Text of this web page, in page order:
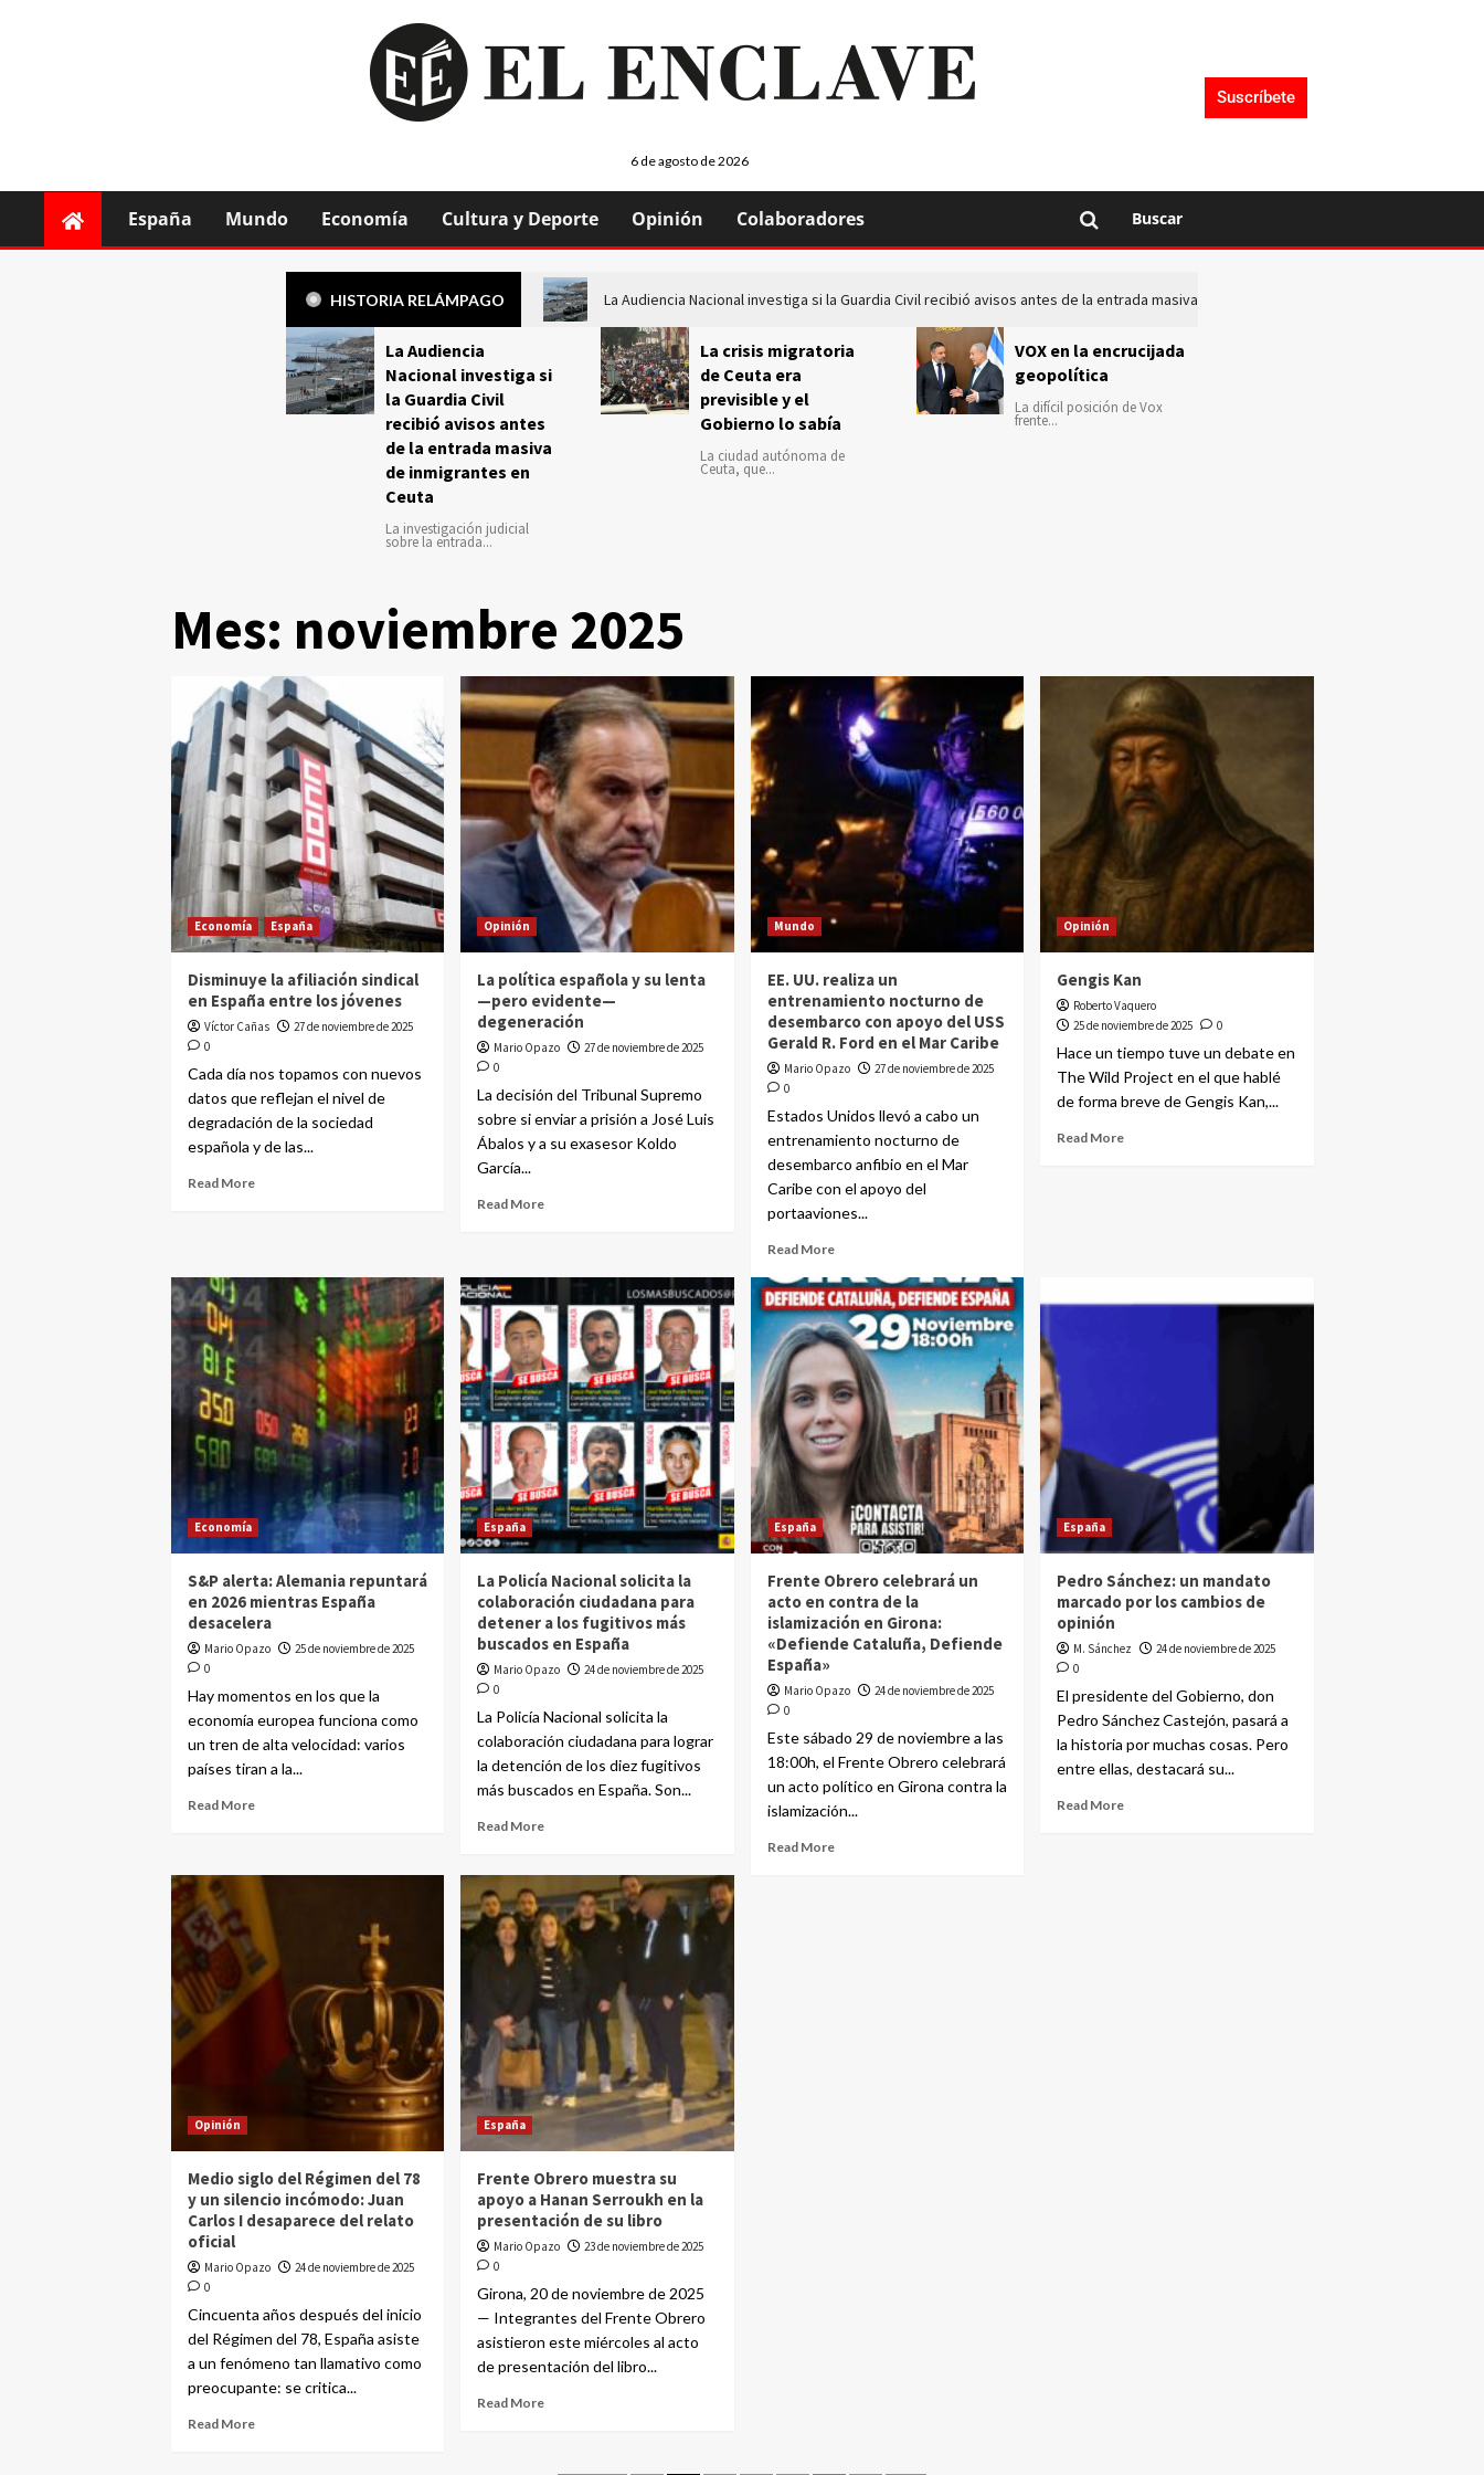
6 de agosto de 2026
Suscríbete
España Mundo Economía Cultura y Deporte Opinión Colaboradores Buscar
HISTORIA RELÁMPAGO La Audiencia Nacional investiga si la Guardia Civil recibió avisos antes de la entrada masiva de inmigrantes en Ceuta
La Audiencia
Nacional investiga si
la Guardia Civil
recibió avisos antes
de la entrada masiva
de inmigrantes en
Ceuta
La investigación judicial
sobre la entrada...
La crisis migratoria
de Ceuta era
previsible y el
Gobierno lo sabía
La ciudad autónoma de
Ceuta, que...
VOX en la encrucijada
geopolítica
La difícil posición de Vox
frente...
Mes: noviembre 2025
Economía España
Disminuye la afiliación sindical
en España entre los jóvenes
Víctor Cañas
27 de noviembre de 2025
0
Cada día nos topamos con nuevos
datos que reflejan el nivel de
degradación de la sociedad
española y de las...
Read More
Opinión
La política española y su lenta
—pero evidente—
degeneración
Mario Opazo
27 de noviembre de 2025
0
La decisión del Tribunal Supremo
sobre si enviar a prisión a José Luis
Ábalos y a su exasesor Koldo
García...
Read More
Mundo
EE. UU. realiza un
entrenamiento nocturno de
desembarco con apoyo del USS
Gerald R. Ford en el Mar Caribe
Mario Opazo
27 de noviembre de 2025
0
Estados Unidos llevó a cabo un
entrenamiento nocturno de
desembarco anfibio en el Mar
Caribe con el apoyo del
portaaviones...
Read More
Opinión
Gengis Kan
Roberto Vaquero
25 de noviembre de 2025
0
Hace un tiempo tuve un debate en
The Wild Project en el que hablé
de forma breve de Gengis Kan,...
Read More
Economía
S&P alerta: Alemania repuntará
en 2026 mientras España
desacelera
Mario Opazo
25 de noviembre de 2025
0
Hay momentos en los que la
economía europea funciona como
un tren de alta velocidad: varios
países tiran a la...
Read More
España
La Policía Nacional solicita la
colaboración ciudadana para
detener a los fugitivos más
buscados en España
Mario Opazo
24 de noviembre de 2025
0
La Policía Nacional solicita la
colaboración ciudadana para lograr
la detención de los diez fugitivos
más buscados en España. Son...
Read More
España
Frente Obrero celebrará un
acto en contra de la
islamización en Girona:
«Defiende Cataluña, Defiende
España»
Mario Opazo
24 de noviembre de 2025
0
Este sábado 29 de noviembre a las
18:00h, el Frente Obrero celebrará
un acto político en Girona contra la
islamización...
Read More
España
Pedro Sánchez: un mandato
marcado por los cambios de
opinión
M. Sánchez
24 de noviembre de 2025
0
El presidente del Gobierno, don
Pedro Sánchez Castejón, pasará a
la historia por muchas cosas. Pero
entre ellas, destacará su...
Read More
Opinión
Medio siglo del Régimen del 78
y un silencio incómodo: Juan
Carlos I desaparece del relato
oficial
Mario Opazo
24 de noviembre de 2025
0
Cincuenta años después del inicio
del Régimen del 78, España asiste
a un fenómeno tan llamativo como
preocupante: se critica...
Read More
España
Frente Obrero muestra su
apoyo a Hanan Serroukh en la
presentación de su libro
Mario Opazo
23 de noviembre de 2025
0
Girona, 20 de noviembre de 2025
— Integrantes del Frente Obrero
asistieron este miércoles al acto
de presentación del libro...
Read More